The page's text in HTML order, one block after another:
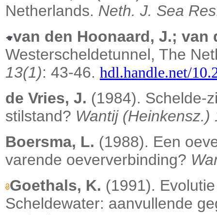
Netherlands. Neth. J. Sea
van den Hoonaard, J.; van
Westerscheldetunnel, The
13(1): 43-46. hdl.handle.net/
de Vries, J. (1984). Schelde-
stilstand? Wantij (Heinkensz.)
Boersma, L. (1988). Een
varende oeververbinding?
Goethals, K. (1991).
Scheldewater: aanvullende